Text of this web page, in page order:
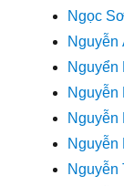
Ngọc
Nguyễn
Nguyển
Nguyễn
Nguyễn
Nguyễn
Nguyễn